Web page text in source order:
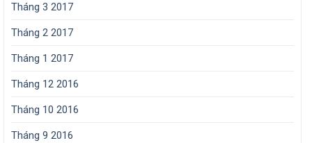
Tháng 3 2017
Tháng 2 2017
Tháng 1 2017
Tháng 12 2016
Tháng 10 2016
Tháng 9 2016